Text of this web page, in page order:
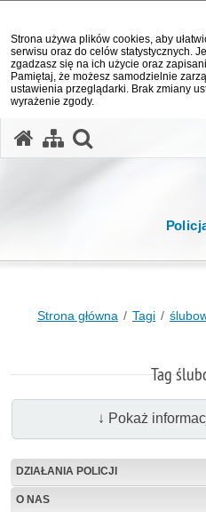
Strona używa plików cookies, aby
serwisu oraz do celów statystycznych.
zgadzasz się na ich użycie oraz
Pamiętaj, że możesz samodzielnie
ustawienia przeglądarki. Brak zmiany
wyrażenie zgody.
Strona główna Tagi
Tag
↓ Pokaż
DZIAŁANIA POLICJI
O NAS